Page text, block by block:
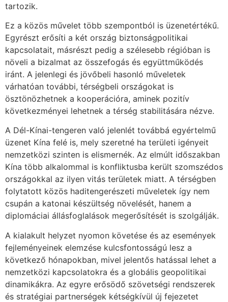
tartozik.
Ez a közös művelet több szempontból is üzenetértékű.
Egyrészt erősíti a két ország biztonságpolitikai
kapcsolatait, másrészt pedig a szélesebb régióban is
növeli a bizalmat az összefogás és együttműködés
iránt. A jelenlegi és jövőbeli hasonló műveletek
várhatóan további, térségbeli országokat is
ösztönözhetnek a kooperációra, aminek pozitív
következményei lehetnek a térség stabilitására nézve.
A Dél-Kínai-tengeren való jelenlét továbbá egyértelmű
üzenet Kína felé is, mely szeretné ha területi igényeit
nemzetközi szinten is elismernék. Az elmúlt időszakban
Kína több alkalommal is konfliktusba került szomszédos
országokkal az ilyen vitás területek miatt. A térségben
folytatott közös haditengerészeti műveletek így nem
csupán a katonai készültség növelését, hanem a
diplomáciai állásfoglalások megerősítését is szolgálják.
A kialakult helyzet nyomon követése és az események
fejleményeinek elemzése kulcsfontosságú lesz a
következő hónapokban, mivel jelentős hatással lehet a
nemzetközi kapcsolatokra és a globális geopolitikai
dinamikákra. Az egyre erősödő szövetségi rendszerek
és stratégiai partnerségek kétségkívül új fejezetet